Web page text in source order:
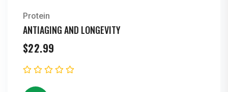
Protein
ANTIAGING AND LONGEVITY
$22.99